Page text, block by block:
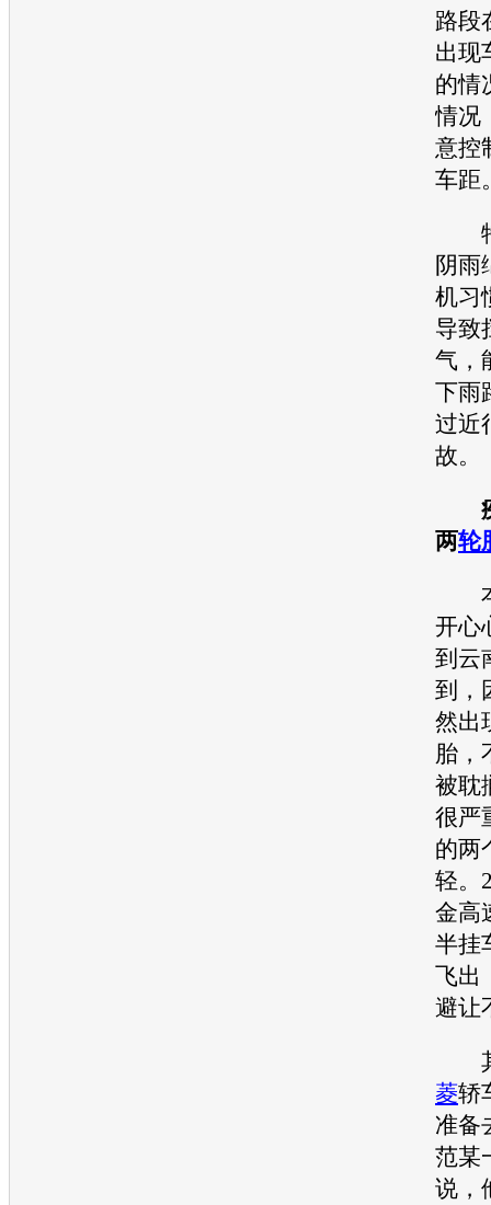
路段
出现
的情
情况
意控
车距
特
阴雨
机习
导致
气，
下雨
过近
故。
两轮
本
开心
到云
到，
然出
胎
被耽
很严
的两
轻。
金高
半挂
飞出
避让
其
菱轿
准备
范某
说，